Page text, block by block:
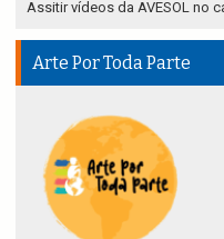
Assitir vídeos da AVESOL no
Arte Por Toda Parte